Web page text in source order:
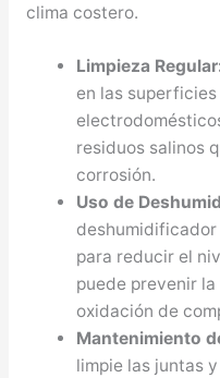
clima costero.
Limpieza
en las
residuos salinos
corrosión.
Uso de
para reducir el
puede prevenir
oxidación de
Mantenimiento
limpie las juntas